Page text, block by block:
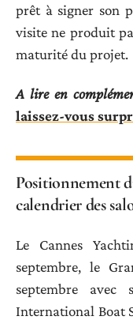
prêt à signer son
visite ne produit
maturité du projet.
A lire en
laissez-vous
Positionnement
calendrier des
Le Cannes
septembre, le
septembre avec
International Boat